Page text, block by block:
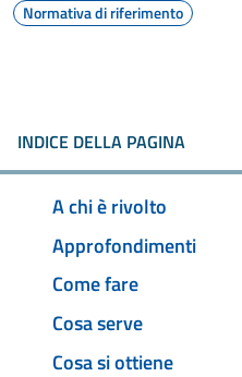
Normativa di riferimento
INDICE DELLA PAGINA
A chi è rivolto
Approfondimenti
Come fare
Cosa serve
Cosa si ottiene